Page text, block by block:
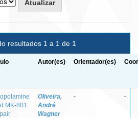
resultados 1 a 1 de 1
Autor(es) Orientador(es)
MK-801
Oliveira,
André
Wagner
- -